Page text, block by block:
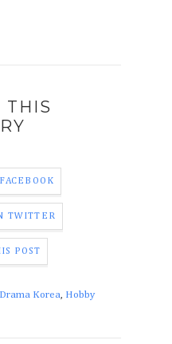
THIS
TWITTER
POST
Drama Korea, Hobby